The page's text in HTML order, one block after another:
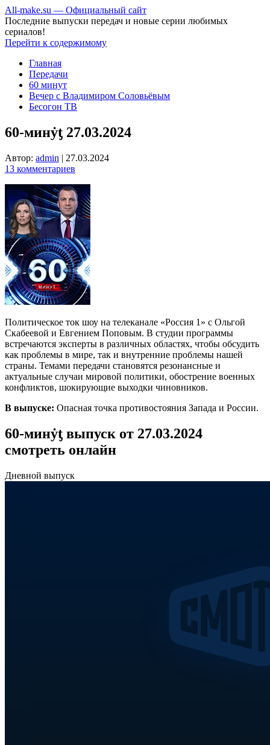
All-make.su — Официальный сайт
Последние выпуски передач и новые серии любимых
сериалов!
Перейти к содержимому
Главная
Передачи
60 минут
Вечер с Владимиром Соловьёвым
Бесогон ТВ
60-минẏƫ 27.03.2024
Автор: admin | 27.03.2024
13 комментариев
Политическое ток шоу на телеканале «Россия 1» с Ольгой
Скабеевой и Евгением Поповым. В студии программы
встречаются эксперты в различных областях, чтобы обсудить
как проблемы в мире, так и внутренние проблемы нашей
страны. Темами передачи становятся резонансные и
актуальные случаи мировой политики, обострение военных
конфликтов, шокирующие выходки чиновников.
В выпуске: Опасная точка противостояния Запада и России.
60-минẏƫ выпуск от 27.03.2024
смотреть онлайн
Дневной выпуск